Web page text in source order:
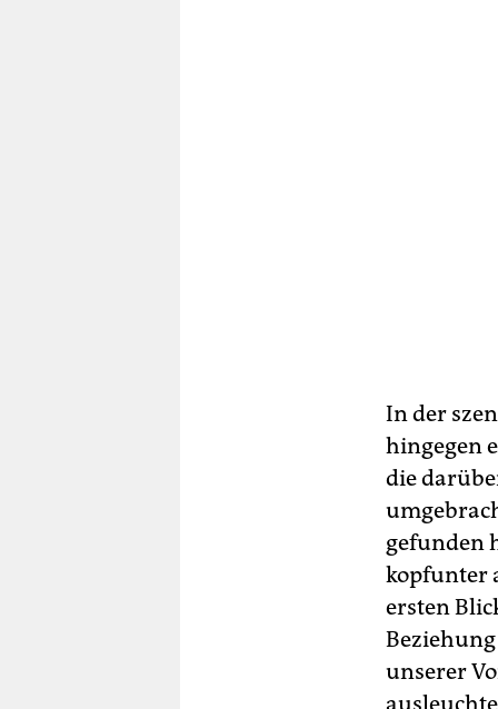
In der
hingegen
die
gefunden
kopfunter
ersten
unserer